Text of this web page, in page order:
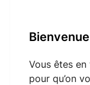
Vous êtes
pour qu’on